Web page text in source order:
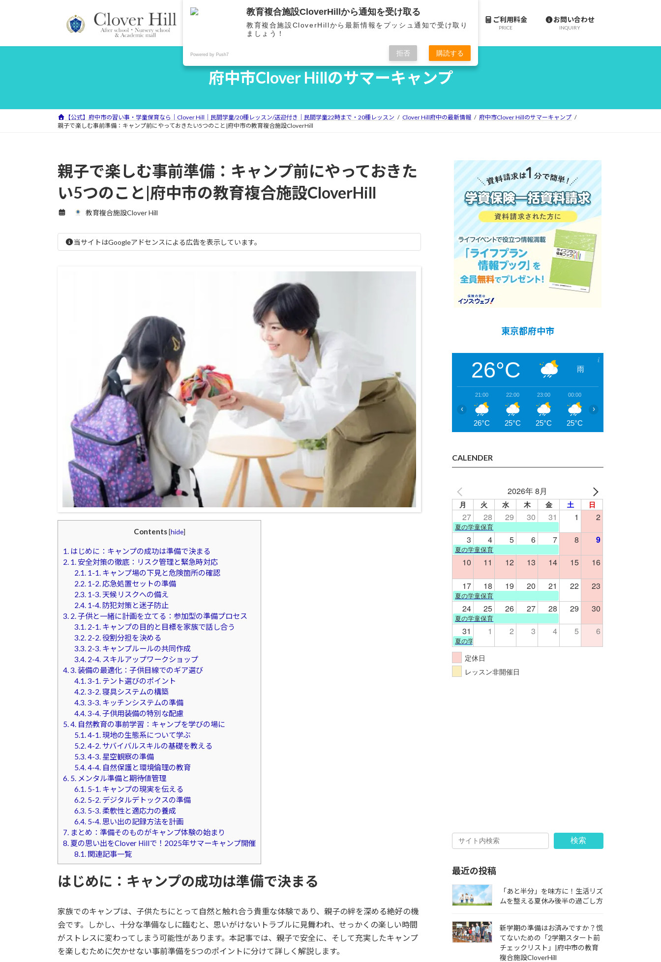
プ
動
HOME OVERVIEW FACILITY
ご利用料金
PRICE
お問い合わせ
INQUIRY
府中市Clover Hillのサマーキャンプ
【公式】府中市の習い事・学童保育なら｜Clover Hill｜民間学童/20種レッスン/送迎付き｜民間学童22時まで・20種レッスン Clover Hill府中の最新情報
府中市Clover Hillのサマーキャンプ
親子で楽しむ事前準備：キャンプ前にやっておきたい5つのこと|府中市の教育複合施設CloverHill
親子で楽しむ事前準備：キャンプ前にやっておきた
い5つのこと|府中市の教育複合施設CloverHill
教育複合施設Clover Hill
当サイトはGoogleアドセンスによる広告を表示しています。
Contents [hide]
1. はじめに：キャンプの成功は準備で決まる
2. 1. 安全対策の徹底：リスク管理と緊急時対応
2.1.1-1. キャンプ場の下見と危険箇所の確認
2.2.1-2. 応急処置セットの準備
2.3.1-3. 天候リスクへの備え
2.4.1-4. 防犯対策と迷子防止
3. 2. 子供と一緒に計画を立てる：参加型の準備プロセス
3.1.2-1. キャンプの目的と目標を家族で話し合う
3.2.2-2. 役割分担を決める
3.3.2-3. キャンプルールの共同作成
3.4.2-4. スキルアップワークショップ
4.3. 装備の最適化：子供目線でのギア選び
4.1.3-1. テント選びのポイント
4.2.3-2. 寝具システムの構築
4.3.3-3. キッチンシステムの準備
4.4.3-4. 子供用装備の特別な配慮
5.4. 自然教育の事前学習：キャンプを学びの場に
5.1.4-1. 現地の生態系について学ぶ
5.2.4-2. サバイバルスキルの基礎を教える
5.3.4-3. 星空観察の準備
5.4.4-4. 自然保護と環境倫理の教育
6. 5. メンタル準備と期待値管理
6.1.5-1. キャンプの現実を伝える
6.2.5-2. デジタルデトックスの準備
6.3.5-3. 柔軟性と適応力の養成
6.4.5-4. 思い出の記録方法を計画
7. まとめ：準備そのものがキャンプ体験の始まり
8. 夏の思い出をClover Hillで！2025年サマーキャンプ開催
8.1.関連記事一覧
はじめに：キャンプの成功は準備で決まる
家族でのキャンプは、子供たちにとって自然と触れ合う貴重な体験であり、親子の絆を深める絶好の機
会です。しかし、十分な準備なしに臨むと、思いがけないトラブルに見舞われ、せっかくの楽しい時間
がストレスに変わってしまう可能性があります。本記事では、親子で安全に、そして充実したキャンプ
を楽しむために欠かせない事前準備を5つのポイントに分けて詳しく解説します。
東京都府中市
26°C 雨
21:00
26°C
22:00
25°C
23:00
25°C
00:00
25°C
‹ ›
CALENDER
2026年 8月
月 火 水 木 金 土 日
27 28 29 30 31 1 2
夏の学童保育
3 4 5 6 7 8 9
夏の学童保育
10 11 12 13 14 15 16
17 18 19 20 21 22 23
夏の学童保育
24 25 26 27 28 29 30
夏の学童保育
31 1 2 3 4 5 6
夏の学童保育
定休日
レッスン非開催日
検索
最近の投稿
「あと半分」を味方に！生活リズ
ムを整える夏休み後半の過ごし方
新学期の準備はお済みですか？慌
てないための「2学期スタート前
チェックリスト」|府中市の教育
複合施設CloverHill
教育複合施設CloverHillから通知を受け取る
教育複合施設CloverHillから最新情報をプッシュ通知で受け取り
ましょう！
Powered by Push7 拒否 購読する